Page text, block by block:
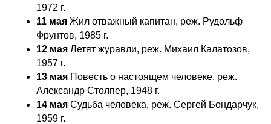
1972 г.
11 мая Жил отважный капитан, реж. Рудольф
Фрунтов, 1985 г.
12 мая Летят журавли, реж. Михаил Калатозов,
1957 г.
13 мая Повесть о настоящем человеке, реж.
Александр Столпер, 1948 г.
14 мая Судьба человека, реж. Сергей Бондарчук,
1959 г.